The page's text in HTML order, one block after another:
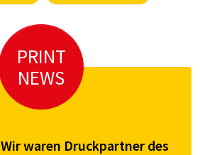
PRINT
NEWS
Wir waren Druckpartner des